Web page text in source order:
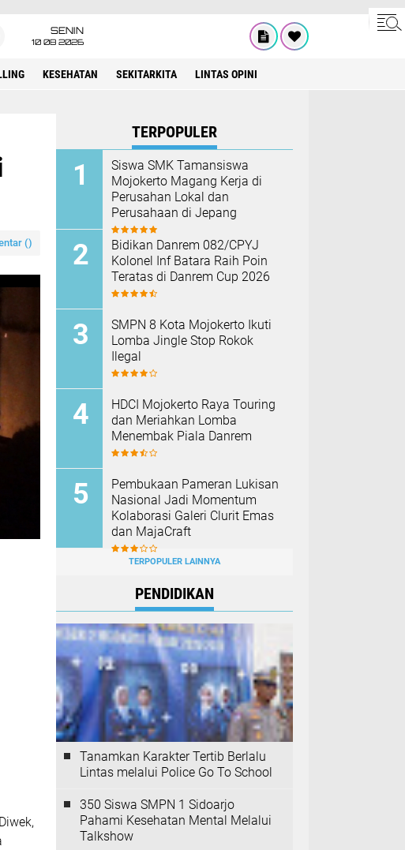
SENIN
10 08 2026
KESEHATAN SEKITARKITA LINTAS OPINI
()
TERPOPULER
Siswa SMK Tamansiswa
Mojokerto Magang Kerja di
Perusahan Lokal dan
Perusahaan di Jepang
Bidikan Danrem 082/CPYJ
Kolonel Inf Batara Raih Poin
Teratas di Danrem Cup 2026
SMPN 8 Kota Mojokerto Ikuti
Lomba Jingle Stop Rokok
Ilegal
HDCI Mojokerto Raya Touring
dan Meriahkan Lomba
Menembak Piala Danrem
Pembukaan Pameran Lukisan
Nasional Jadi Momentum
Kolaborasi Galeri Clurit Emas
dan MajaCraft
TERPOPULER LAINNYA
PENDIDIKAN
Tanamkan Karakter Tertib Berlalu
Lintas melalui Police Go To School
350 Siswa SMPN 1 Sidoarjo
Pahami Kesehatan Mental Melalui
Talkshow